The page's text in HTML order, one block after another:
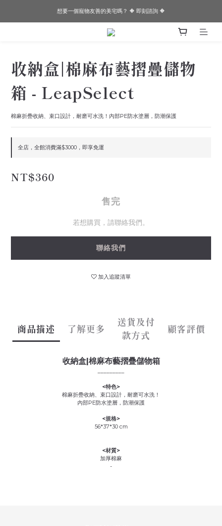
想要一個寵物友善的美宅嗎？ 🔶 即刻諮詢 🔶
想要一個寵物友善的美宅嗎？ 🔶 即刻諮詢 🔶
✨✨Joeman開箱！！閏年為邊境打造的透天厝✨✨
收納盒|棉麻布藝摺疊儲物
箱 - LeapSelect
棉麻折疊收納、束口設計，耐磨可水洗！內部PE防水塗層，防潮保護
全店，全館消費滿$3000，即享免運
NT$360
售完
若想購買，請聯絡我們。
聯絡我們
加入追蹤清單
商品描述 了解更多
送貨及付
款方式
顧客評價
收納盒|棉麻布藝摺疊儲物箱
<特色>
棉麻折疊收納、束口設計，耐磨可水洗！
內部PE防水塗層，防潮保護
<規格>
56*37*30 cm
<材質>
加厚棉麻
-